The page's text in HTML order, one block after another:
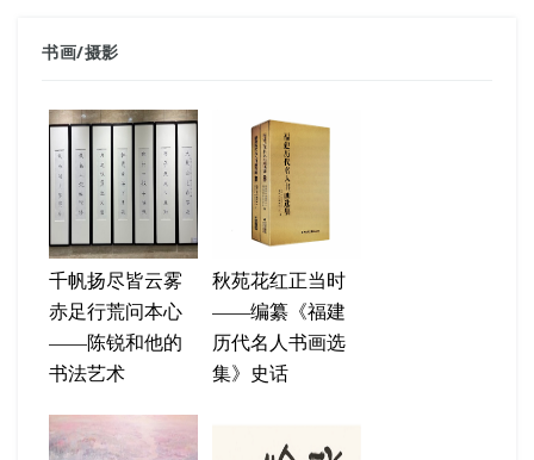
书画/摄影
千帆扬尽皆云雾
赤足行荒问本心
——陈锐和他的
书法艺术
秋苑花红正当时
——编纂《福建
历代名人书画选
集》史话